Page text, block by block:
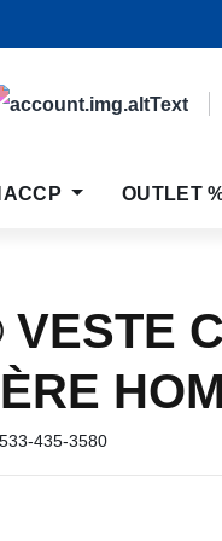
OUTLET
435-3580